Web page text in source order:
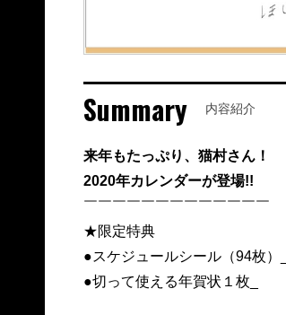
Summary 内容紹介
来年もたっぷり、猫村さん！
2020年カレンダーが登場!!
￣￣￣￣￣￣￣￣￣￣￣￣￣
★限定特典
●スケジュールシール（94枚）_
●切って使える年賀状１枚_